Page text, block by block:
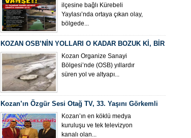
ilçesine bağlı Kürebeli
Yaylası’nda ortaya çıkan olay,
bölgede...
KOZAN OSB’NİN YOLLARI O KADAR BOZUK Kİ, BİR
MİSAFİRİMİZ GELDİĞİNDE UTANIYORUZ
Kozan Organize Sanayi
Bölgesi’nde (OSB) yıllardır
süren yol ve altyapı...
Kozan’ın Özgür Sesi Otağ TV, 33. Yaşını Görkemli
Bir Geceyle Kutladı
Kozan’ın en köklü medya
kuruluşu ve tek televizyon
kanalı olan...